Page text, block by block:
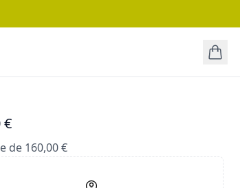
€
de 160,00 €